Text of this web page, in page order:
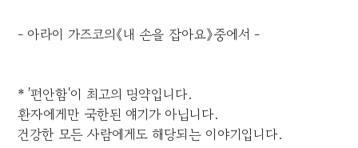
- 아라이 가즈코의《내 손을 잡아요》중에서 -
* '편안함'이 최고의 명약입니다.
환자에게만 국한된 얘기가 아닙니다.
건강한 모든 사람에게도 해당되는 이야기입니다.